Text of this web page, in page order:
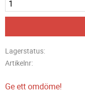
Lagerstatus
Artikelnr
Ge ett omdöme!